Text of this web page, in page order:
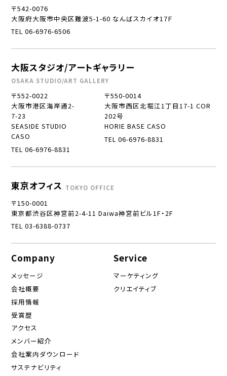
〒542-0076
大阪府大阪市中央区難波5-1-60 なんばスカイオ17Ｆ
TEL 06-6976-6506
大阪スタジオ/アートギャラリー
OSAKA STUDIO/ART GALLERY
〒552-0022
大阪市港区海岸通2-
7-23
SEASIDE STUDIO
CASO
TEL 06-6976-8831
〒550-0014
大阪市西区北堀江1丁目17-1 COR
202号
HORIE BASE CASO
TEL 06-6976-8831
東京オフィス TOKYO OFFICE
〒150-0001
東京都渋谷区神宮前2-4-11 Daiwa神宮前ビル1F・2F
TEL 03-6388-0737
Company
メッセージ
会社概要
採用情報
受賞歴
アクセス
メンバー紹介
会社案内ダウンロード
サステナビリティ
Service
マーケティング
クリエイティブ